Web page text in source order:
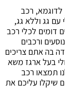
רכב
גג וללא גג,
לכלי רכב
ורכבים
בה אתם צריכים
בעל ארגז משא
רכב
עליכם את